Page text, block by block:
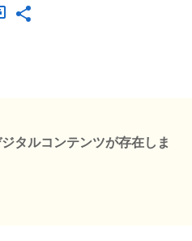
タルコンテンツが存在しま